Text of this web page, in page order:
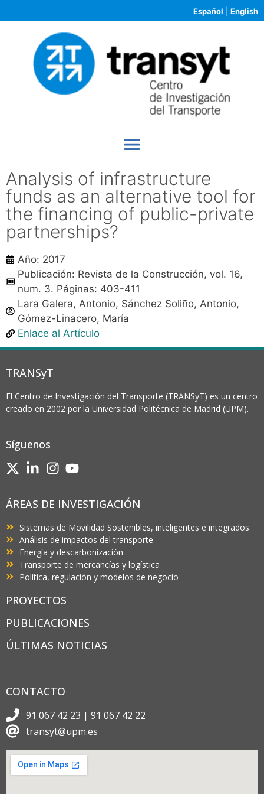
Español English
Analysis of infrastructure
funds as an alternative tool for
the financing of public-private
partnerships?
Año: 2017
Publicación: Revista de la Construcción, vol. 16,
num. 3. Páginas: 403-411
Lara Galera, Antonio, Sánchez Soliño, Antonio,
Gómez-Linacero, María
Enlace al Artículo
TRANSyT
El Centro de Investigación del Transporte (TRANSyT) es un centro
creado en 2002 por la Universidad Politécnica de Madrid (UPM).
Síguenos
ÁREAS DE INVESTIGACIÓN
Sistemas de Movilidad Sostenibles, inteligentes e integrados
Análisis de impactos del transporte
Energía y descarbonización
Transporte de mercancías y logística
Política, regulación y modelos de negocio
PROYECTOS
PUBLICACIONES
ÚLTIMAS NOTICIAS
CONTACTO
91 067 42 23 | 91 067 42 22
transyt@upm.es